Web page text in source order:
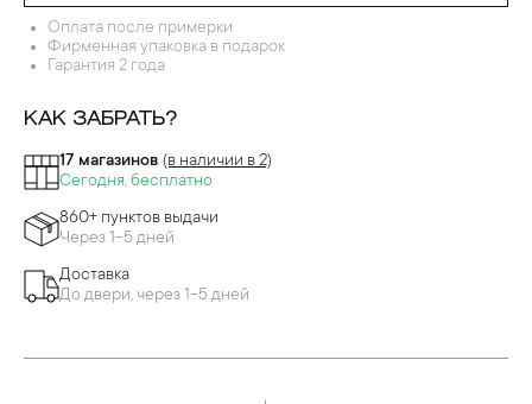
Оплата после примерки
Фирменная упаковка в подарок
Гарантия 2 года
КАК ЗАБРАТЬ?
17 магазинов (в наличии в 2)
Сегодня, бесплатно
860+ пунктов выдачи
Через 1-5 дней
Доставка
До двери, через 1-5 дней